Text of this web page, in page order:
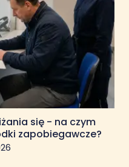
się - na czym
zapobiegawcze?